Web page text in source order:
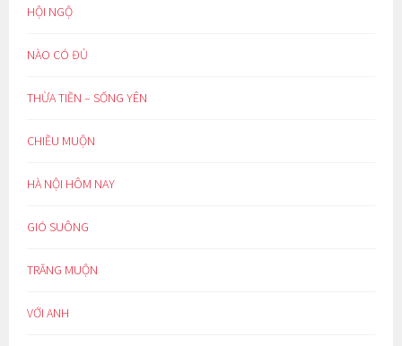
HỘI NGỘ
NÀO CÓ ĐỦ
THỪA TIỀN – SỐNG YÊN
CHIỀU MUỘN
HÀ NỘI HÔM NAY
GIÓ SUÔNG
TRĂNG MUỘN
VỚI ANH